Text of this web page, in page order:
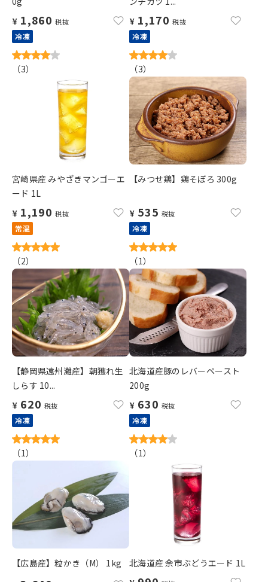
¥ 1,860 税抜
冷凍
（3）
¥ 1,170 税抜
冷凍
（3）
宮崎県産 みやざきマンゴーエ
ード 1L
¥ 1,190 税抜
常温
（2）
【みつせ鶏】鶏そぼろ 300g
¥ 535 税抜
冷凍
（1）
【静岡県遠州灘産】朝獲れ生
しらす 10...
¥ 620 税抜
冷凍
（1）
北海道産豚のレバーペースト
200g
¥ 630 税抜
冷凍
（1）
【広島産】粒かき（M） 1kg
北海道産 余市ぶどうエード 1L